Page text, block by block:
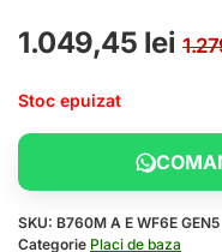
1.049,45 lei
Stoc epuizat
SKU: B760M A E WF6E GEN5
Categorie Placi de baza